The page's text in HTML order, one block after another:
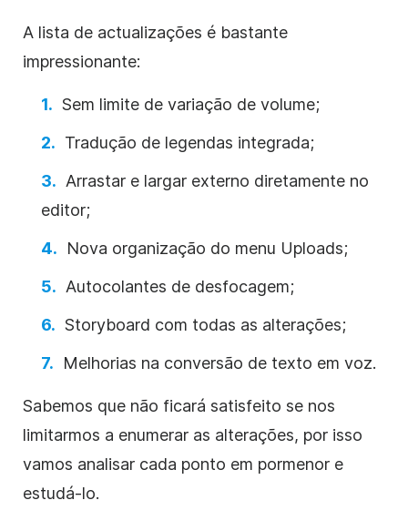
A lista de actualizações é bastante
impressionante:
Sem limite de variação de volume;
Tradução de legendas integrada;
Arrastar e largar externo diretamente no
editor;
Nova organização do menu Uploads;
Autocolantes de desfocagem;
Storyboard com todas as alterações;
Melhorias na conversão de texto em voz.
Sabemos que não ficará satisfeito se nos
limitarmos a enumerar as alterações, por isso
vamos analisar cada ponto em pormenor e
estudá-lo.